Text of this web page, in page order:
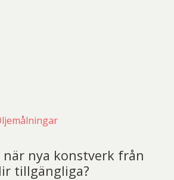
nya konstverk från
tillgängliga?